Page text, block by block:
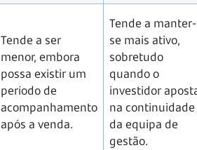
Tende a ser
menor, embora
possa existir um
período de
acompanhamento
após a venda.
Tende a manter-
se mais ativo,
sobretudo
quando o
investidor
na continuidade
da equipa de
gestão.